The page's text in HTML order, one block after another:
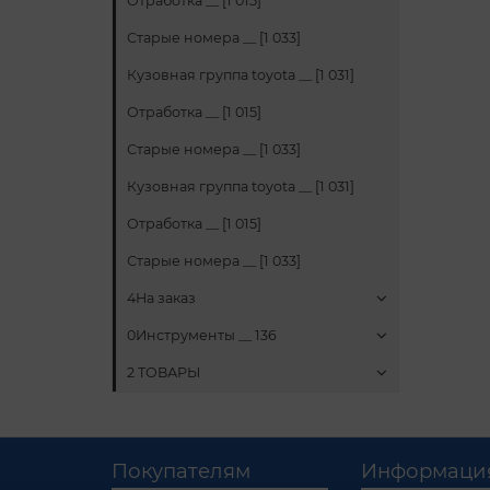
Старые номера __ [1 033]
Кузовная группа toyota __ [1 031]
Отработка __ [1 015]
Старые номера __ [1 033]
Кузовная группа toyota __ [1 031]
Отработка __ [1 015]
Старые номера __ [1 033]
4На заказ
0Инструменты __ 136
2 ТОВАРЫ
Покупателям